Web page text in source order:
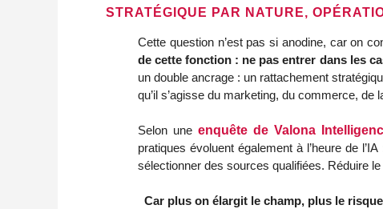
STRATÉGIQUE PAR NATURE,
Cette question n’est pas si anodine, car on
de cette fonction : ne pas entrer dans les
un double ancrage : un rattachement
qu’il s’agisse du marketing, du commerce, de
Selon une enquête de Valona
pratiques évoluent également à l’heure de
sélectionner des sources qualifiées. Réduire
Car plus on élargit le champ, plus le